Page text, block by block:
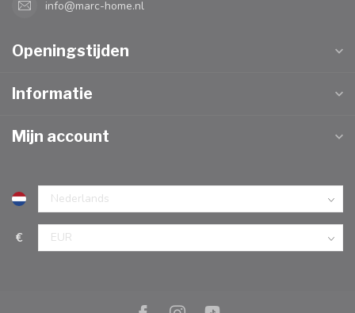
info@marc-home.nl
Openingstijden
Informatie
Mijn account
€